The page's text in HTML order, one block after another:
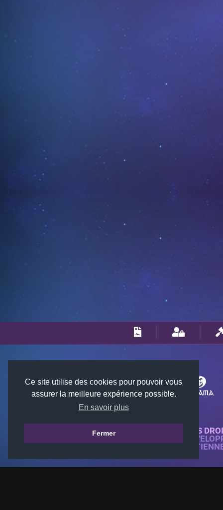
Ce site utilise des cookies pour pouvoir vous
assurer la meilleure expérience possible.
En savoir plus
Fermer
© 2018-2026 KTARENA. TOUS
SITE WEB ENTIÈREMENT
TOUTES LES IMAGES